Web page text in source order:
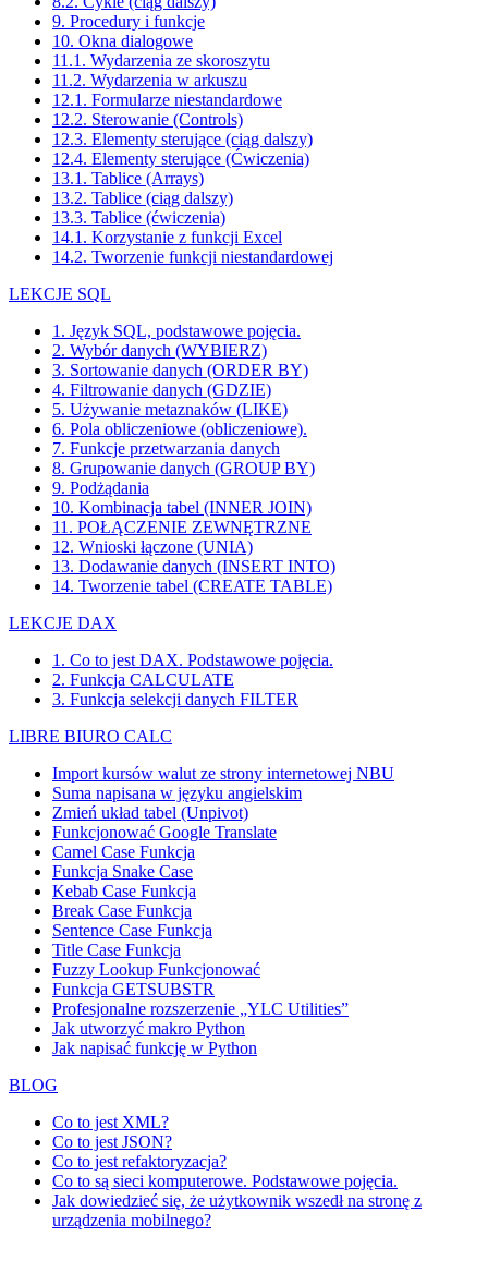
9. Procedury i funkcje
10. Okna dialogowe
11.1. Wydarzenia ze skoroszytu
11.2. Wydarzenia w arkuszu
12.1. Formularze niestandardowe
12.2. Sterowanie (Controls)
12.3. Elementy sterujące (ciąg dalszy)
12.4. Elementy sterujące (Ćwiczenia)
13.1. Tablice (Arrays)
13.2. Tablice (ciąg dalszy)
13.3. Tablice (ćwiczenia)
14.1. Korzystanie z funkcji Excel
14.2. Tworzenie funkcji niestandardowej
LEKCJE SQL
1. Język SQL, podstawowe pojęcia.
2. Wybór danych (WYBIERZ)
3. Sortowanie danych (ORDER BY)
4. Filtrowanie danych (GDZIE)
5. Używanie metaznaków (LIKE)
6. Pola obliczeniowe (obliczeniowe).
7. Funkcje przetwarzania danych
8. Grupowanie danych (GROUP BY)
9. Podżądania
10. Kombinacja tabel (INNER JOIN)
11. POŁĄCZENIE ZEWNĘTRZNE
12. Wnioski łączone (UNIA)
13. Dodawanie danych (INSERT INTO)
14. Tworzenie tabel (CREATE TABLE)
LEKCJE DAX
1. Co to jest DAX. Podstawowe pojęcia.
2. Funkcja CALCULATE
3. Funkcja selekcji danych FILTER
LIBRE BIURO CALC
Import kursów walut ze strony internetowej NBU
Suma napisana w języku angielskim
Zmień układ tabel (Unpivot)
Funkcjonować Google Translate
Camel Case Funkcja
Funkcja Snake Case
Kebab Case Funkcja
Break Case Funkcja
Sentence Case Funkcja
Title Case Funkcja
Fuzzy Lookup Funkcjonować
Funkcja GETSUBSTR
Profesjonalne rozszerzenie „YLC Utilities”
Jak utworzyć makro Python
Jak napisać funkcję w Python
BLOG
Co to jest XML?
Co to jest JSON?
Co to jest refaktoryzacja?
Co to są sieci komputerowe. Podstawowe pojęcia.
Jak dowiedzieć się, że użytkownik wszedł na stronę z
urządzenia mobilnego?